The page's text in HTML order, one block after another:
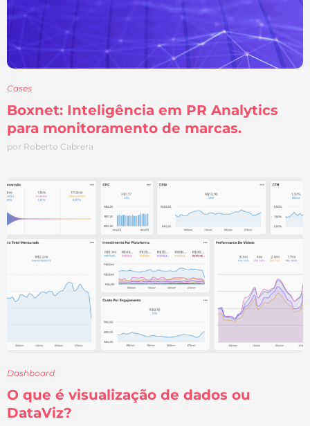
Cases
Boxnet: Inteligência em PR Analytics
para monitoramento de marcas.
por Roberto Cabrera
Dashboard
O que é visualização de dados ou
DataViz?